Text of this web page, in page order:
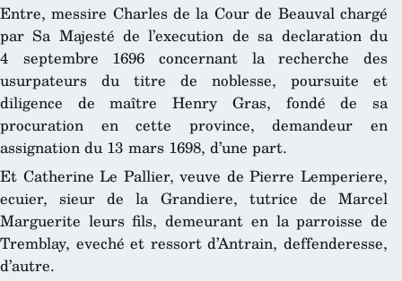
Entre, messire Charles de la Cour de Beauval chargé
par Sa Majesté de l’execution de sa declaration du
4 septembre 1696 concernant la recherche des
usurpateurs du titre de noblesse, poursuite et
diligence de maître Henry Gras, fondé de sa
procuration en cette province, demandeur en
assignation du 13 mars 1698, d’une part.
Et Catherine Le Pallier, veuve de Pierre Lemperiere,
ecuier, sieur de la Grandiere, tutrice de Marcel
Marguerite leurs fils, demeurant en la parroisse de
Tremblay, eveché et ressort d’Antrain, deffenderesse,
d’autre.